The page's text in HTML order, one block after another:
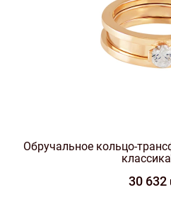
Обручальное кольцо-
30 632